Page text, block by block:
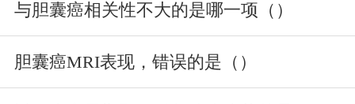
与胆囊癌相关性不大的是哪一项（）
胆囊癌MRI表现，错误的是（）